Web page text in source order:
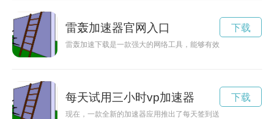
雷轰加速器官网入口
雷轰加速下载是一款强大的网络工具，能够有效提高文件下载
下载
每天试用三小时vp加速器
现在，一款全新的加速器应用推出了每天签到送2小时加速的活
下载